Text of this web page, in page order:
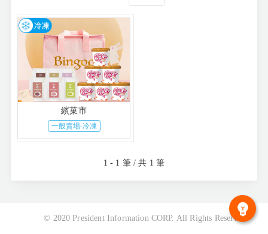
繽菓市
一般賣場-冷凍
1 - 1 筆 / 共 1 筆
© 2020 President Information CORP. All Rights Reserved.